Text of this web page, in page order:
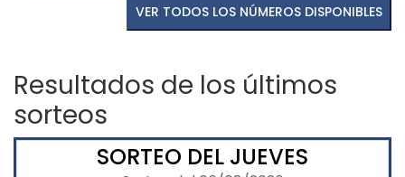
VER TODOS LOS NÚMEROS DISPONIBLES
Resultados de los últimos
sorteos
SORTEO DEL JUEVES